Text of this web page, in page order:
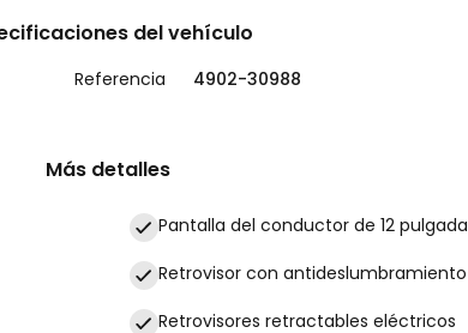
del vehículo
Referencia
4902-30988
Más detalles
Pantalla del conductor de 12
Retrovisor con
Retrovisores retractables eléctricos